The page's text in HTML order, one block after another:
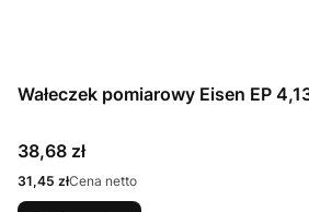
Wałeczek pomiarowy Eisen EP
Cena
38,68 zł
Cena
31,45 złCena netto